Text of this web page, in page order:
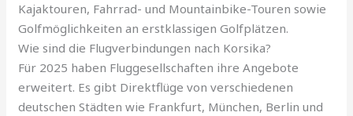
Kajaktouren, Fahrrad- und Mountainbike-Touren sowie
Golfmöglichkeiten an erstklassigen Golfplätzen.
Wie sind die Flugverbindungen nach Korsika?
Für 2025 haben Fluggesellschaften ihre Angebote
erweitert. Es gibt Direktflüge von verschiedenen
deutschen Städten wie Frankfurt, München, Berlin und